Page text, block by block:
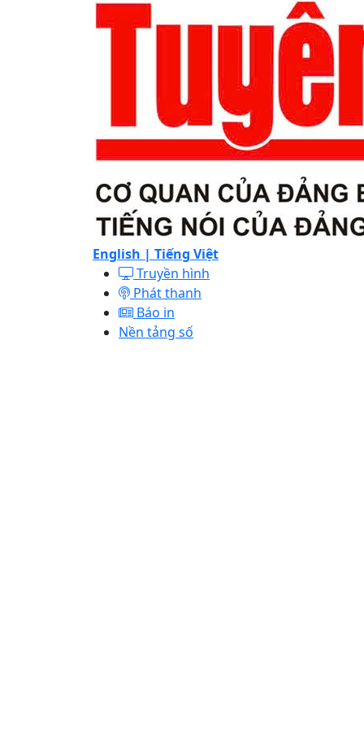
English | Tiếng Việt
Truyền hình
Phát thanh
Báo in
Nền tảng số